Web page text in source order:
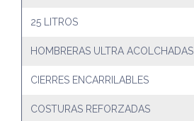
25 LITROS
HOMBRERAS ULTRA ACOLCHADAS
CIERRES ENCARRILABLES
COSTURAS REFORZADAS